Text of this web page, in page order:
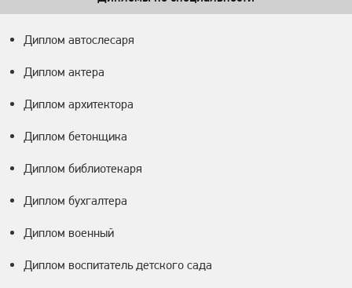
Диплом автослесаря
Диплом актера
Диплом архитектора
Диплом бетонщика
Диплом библиотекаря
Диплом бухгалтера
Диплом военный
Диплом воспитатель детского сада